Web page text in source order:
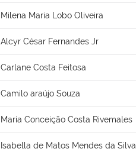
Milena Maria Lobo Oliveira
Alcyr César Fernandes Jr
Carlane Costa Feitosa
Camilo araújo Souza
Maria Conceição Costa Rivemales
Isabella de Matos Mendes da Silva